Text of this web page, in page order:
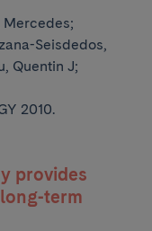
Mercedes;
Seisdedos,
Quentin J;
2010.
provides
term